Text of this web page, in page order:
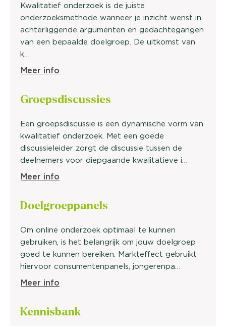
Kwalitatief onderzoek is de juiste
onderzoeksmethode wanneer je inzicht wenst in
achterliggende argumenten en gedachtegangen
van een bepaalde doelgroep. De uitkomst van
k…
Meer info
Groepsdiscussies
Een groepsdiscussie is een dynamische vorm van
kwalitatief onderzoek. Met een goede
discussieleider zorgt de discussie tussen de
deelnemers voor diepgaande kwalitatieve i…
Meer info
Doelgroeppanels
Om online onderzoek optimaal te kunnen
gebruiken, is het belangrijk om jouw doelgroep
goed te kunnen bereiken. Markteffect gebruikt
hiervoor consumentenpanels, jongerenpa…
Meer info
Kennisbank